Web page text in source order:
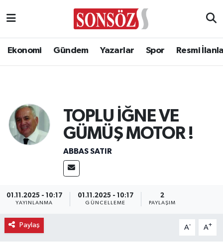
Ekonomi Gündem Yazarlar Spor Resmi
TOPLU İĞNE VE
GÜMÜŞ MOTOR !
ABBAS SATIR
01.11.2025 - 10:17
YAYINLANMA
01.11.2025 - 10:17
GÜNCELLEME
2
PAYLAŞIM
Paylaş A- A+